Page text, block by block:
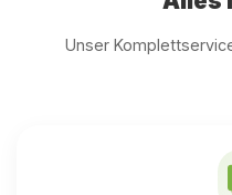
Unser